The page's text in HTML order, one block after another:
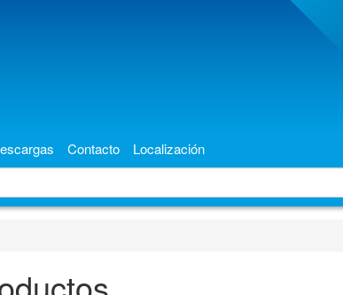
Contacto Localización